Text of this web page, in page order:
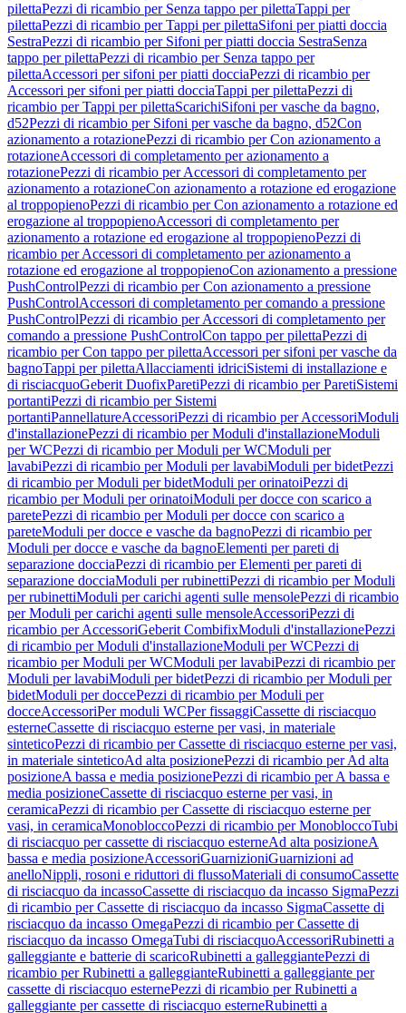
pilettaPezzi di ricambio per Senza tappo per pilettaTappi per
pilettaPezzi di ricambio per Tappi per pilettaSifoni per piatti doccia
SestraPezzi di ricambio per Sifoni per piatti doccia SestraSenza
tappo per pilettaPezzi di ricambio per Senza tappo per
pilettaAccessori per sifoni per piatti docciaPezzi di ricambio per
Accessori per sifoni per piatti docciaTappi per pilettaPezzi di
ricambio per Tappi per pilettaScarichiSifoni per vasche da bagno,
d52Pezzi di ricambio per Sifoni per vasche da bagno, d52Con
azionamento a rotazionePezzi di ricambio per Con azionamento a
rotazioneAccessori di completamento per azionamento a
rotazionePezzi di ricambio per Accessori di completamento per
azionamento a rotazioneCon azionamento a rotazione ed erogazione
al troppopienoPezzi di ricambio per Con azionamento a rotazione ed
erogazione al troppopienoAccessori di completamento per
azionamento a rotazione ed erogazione al troppopienoPezzi di
ricambio per Accessori di completamento per azionamento a
rotazione ed erogazione al troppopienoCon azionamento a pressione
PushControlPezzi di ricambio per Con azionamento a pressione
PushControlAccessori di completamento per comando a pressione
PushControlPezzi di ricambio per Accessori di completamento per
comando a pressione PushControlCon tappo per pilettaPezzi di
ricambio per Con tappo per pilettaAccessori per sifoni per vasche da
bagnoTappi per pilettaAllacciamenti idriciSistemi di installazione e
di risciacquoGeberit DuofixParetiPezzi di ricambio per ParetiSistemi
portantiPezzi di ricambio per Sistemi
portantiPannellatureAccessoriPezzi di ricambio per AccessoriModuli
d'installazionePezzi di ricambio per Moduli d'installazioneModuli
per WCPezzi di ricambio per Moduli per WCModuli per
lavabiPezzi di ricambio per Moduli per lavabiModuli per bidetPezzi
di ricambio per Moduli per bidetModuli per orinatoiPezzi di
ricambio per Moduli per orinatoiModuli per docce con scarico a
paretePezzi di ricambio per Moduli per docce con scarico a
pareteModuli per docce e vasche da bagnoPezzi di ricambio per
Moduli per docce e vasche da bagnoElementi per pareti di
separazione docciaPezzi di ricambio per Elementi per pareti di
separazione docciaModuli per rubinettiPezzi di ricambio per Moduli
per rubinettiModuli per carichi agenti sulle mensolePezzi di ricambio
per Moduli per carichi agenti sulle mensoleAccessoriPezzi di
ricambio per AccessoriGeberit CombifixModuli d'installazionePezzi
di ricambio per Moduli d'installazioneModuli per WCPezzi di
ricambio per Moduli per WCModuli per lavabiPezzi di ricambio per
Moduli per lavabiModuli per bidetPezzi di ricambio per Moduli per
bidetModuli per doccePezzi di ricambio per Moduli per
docceAccessoriPer moduli WCPer fissaggiCassette di risciacquo
esterneCassette di risciacquo esterne per vasi, in materiale
sinteticoPezzi di ricambio per Cassette di risciacquo esterne per vasi,
in materiale sinteticoAd alta posizionePezzi di ricambio per Ad alta
posizioneA bassa e media posizionePezzi di ricambio per A bassa e
media posizioneCassette di risciacquo esterne per vasi, in
ceramicaPezzi di ricambio per Cassette di risciacquo esterne per
vasi, in ceramicaMonobloccoPezzi di ricambio per MonobloccoTubi
di risciacquo per cassette di risciacquo esterneAd alta posizioneA
bassa e media posizioneAccessoriGuarnizioniGuarnizioni ad
anelloNippli, rosoni e riduttori di flussoMateriali di consumoCassette
di risciacquo da incassoCassette di risciacquo da incasso SigmaPezzi
di ricambio per Cassette di risciacquo da incasso SigmaCassette di
risciacquo da incasso OmegaPezzi di ricambio per Cassette di
risciacquo da incasso OmegaTubi di risciacquoAccessoriRubinetti a
galleggiante e batterie di scaricoRubinetti a galleggiantePezzi di
ricambio per Rubinetti a galleggianteRubinetti a galleggiante per
cassette di risciacquo esternePezzi di ricambio per Rubinetti a
galleggiante per cassette di risciacquo esterneRubinetti a